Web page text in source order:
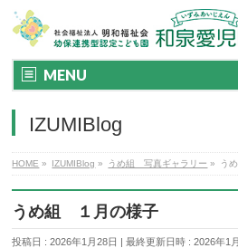
MENU
IZUMIBlog
HOME » IZUMIBlog » うめ組 写真ギャラリー » う
うめ組 １月の様子
投稿日 : 2026年1月28日 最終更新日時 : 2026年1